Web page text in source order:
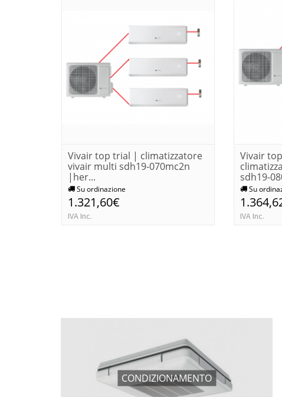
Vivair top trial | climatizzatore
vivair multi sdh19-070mc2n
|her...
Su ordinazione
1.321,60€
IVA Inc.
Vivair
sdh19-
Su
IVA Inc.
CONDIZIONAMENTO